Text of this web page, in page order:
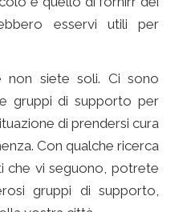
esservi utili per
non siete soli. Ci sono
gruppi di supporto per
di prendersi cura
Con qualche ricerca
che vi seguono, potrete
gruppi di supporto,